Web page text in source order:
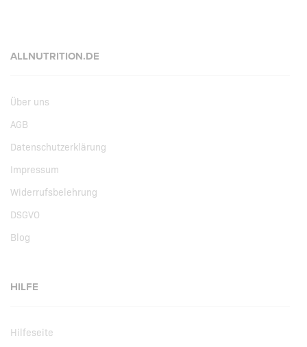
ALLNUTRITION.DE
Über uns
AGB
Datenschutzerklärung
Impressum
Widerrufsbelehrung
DSGVO
Blog
HILFE
Hilfeseite